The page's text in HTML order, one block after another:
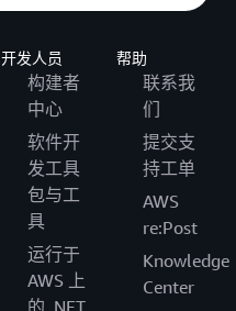
开发人员
构建者
中心
软件开
发工具
包与工
具
运行于
AWS 上
帮助
联系我
们
提交支
持工单
AWS
re:Post
Knowledge
Center